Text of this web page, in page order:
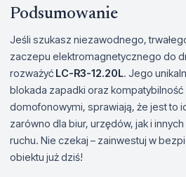
Podsumowanie
Jeśli szukasz niezawodnego,
zaczepu elektromagnetycznego do
rozważyć LC-R3-12.20L. Jego
blokada zapadki oraz
domofonowymi, sprawiają, że jest to
zarówno dla biur, urzędów, jak i
ruchu. Nie czekaj – zainwestuj w
obiektu już dziś!